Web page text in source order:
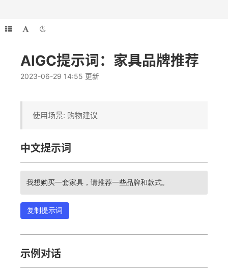
AIGC提示词：家具品牌推荐
2023-06-29 14:55 更新
使用场景: 购物建议
中文提示词
我想购买一套家具，请推荐一些品牌和款式。
复制提示词
示例对话